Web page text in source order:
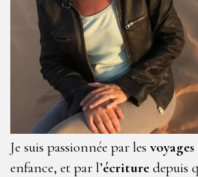
Je suis passionnée par les voyages
enfance, et par l’écriture depuis